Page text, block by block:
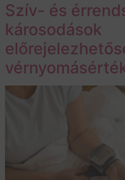
Szív- és
károsodások